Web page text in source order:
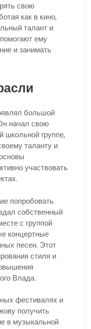
свою
как в кино,
талант и
ему
и занимать
большой
начал свою
школьной группе,
таланту и
участвовать
попробовать
собственный
с группой
концертные
песен. Этот
стиля и
Влада.
фестивалях и
получить
в музыкальной